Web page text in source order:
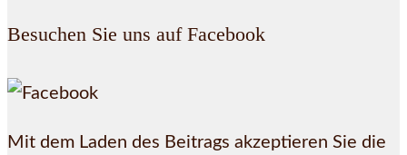
Besuchen Sie uns auf Facebook
Mit dem Laden des Beitrags akzeptieren Sie die